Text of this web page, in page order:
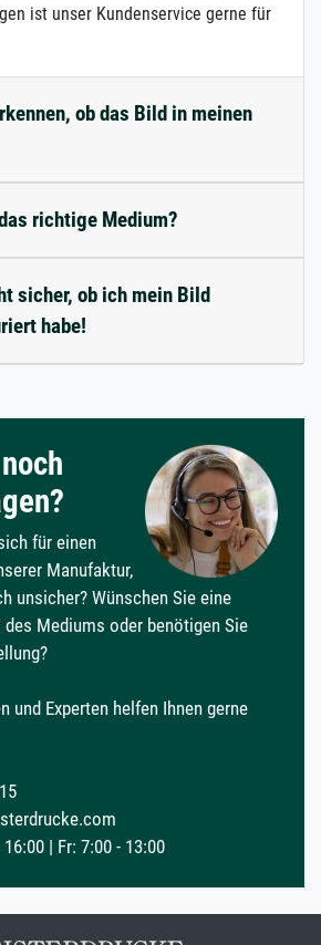
ist unser Kundenservice gerne für
ob das Bild in meinen
richtige Medium?
sicher, ob ich mein Bild
habe!
für einen
Manufaktur,
unsicher? Wünschen Sie eine
des Mediums oder benötigen Sie
und Experten helfen Ihnen gerne
| Fr: 7:00 - 13:00